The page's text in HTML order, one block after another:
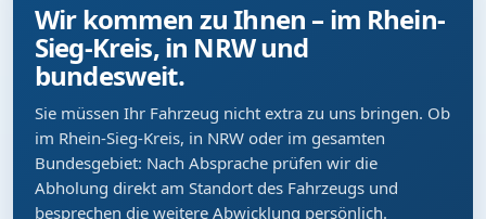
Wir kommen zu Ihnen – im Rhein-
Sieg-Kreis, in NRW und
bundesweit.
Sie müssen Ihr Fahrzeug nicht extra zu uns bringen. Ob
im Rhein-Sieg-Kreis, in NRW oder im gesamten
Bundesgebiet: Nach Absprache prüfen wir die
Abholung direkt am Standort des Fahrzeugs und
besprechen die weitere Abwicklung persönlich.